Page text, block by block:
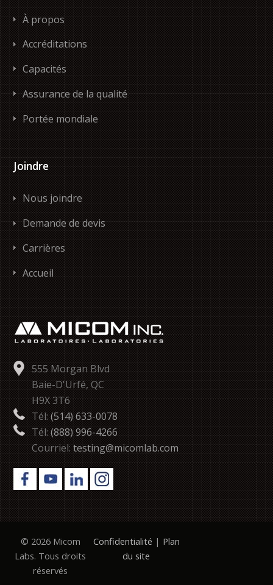
À propos
Accréditations
Capacités
Assurance de la qualité
Portée mondiale
Joindre
Nous joindre
Demande de devis
Carrières
Accueil
555 Morgan Blvd
Baie-D'Urfé, QC
H9X 3T6
Tél:(514) 633-0078
Tél:(888) 996-4266
Courriel:testing@micomlab.com
© 2026 Micom
Labs. Tous droits
réservés
Confidentialité | Plan
du site